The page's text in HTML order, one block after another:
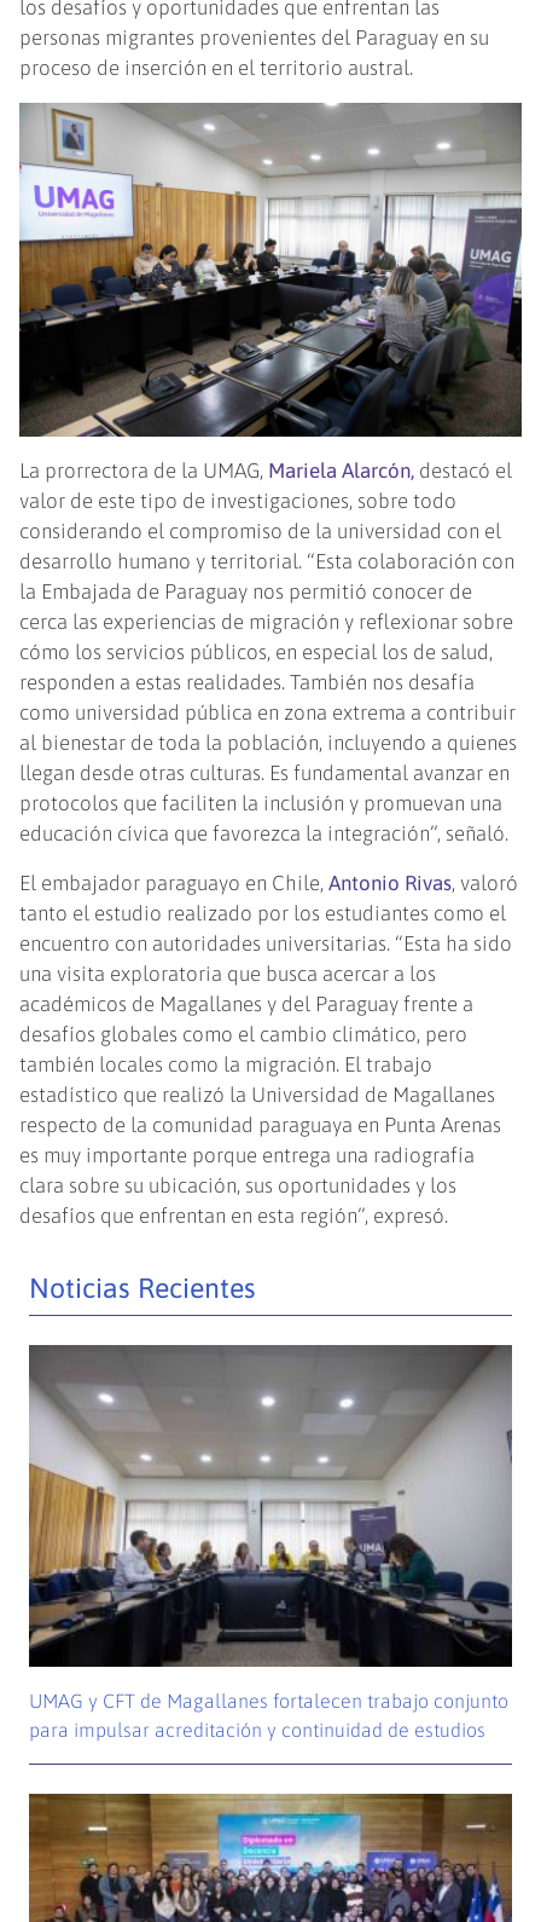
los desafíos y oportunidades que enfrentan las
personas migrantes provenientes del Paraguay en su
proceso de inserción en el territorio austral.
La prorrectora de la UMAG, Mariela Alarcón, destacó el
valor de este tipo de investigaciones, sobre todo
considerando el compromiso de la universidad con el
desarrollo humano y territorial. “Esta colaboración con
la Embajada de Paraguay nos permitió conocer de
cerca las experiencias de migración y reflexionar sobre
cómo los servicios públicos, en especial los de salud,
responden a estas realidades. También nos desafía
como universidad pública en zona extrema a contribuir
al bienestar de toda la población, incluyendo a quienes
llegan desde otras culturas. Es fundamental avanzar en
protocolos que faciliten la inclusión y promuevan una
educación cívica que favorezca la integración”, señaló.
El embajador paraguayo en Chile,Antonio Rivas, valoró
tanto el estudio realizado por los estudiantes como el
encuentro con autoridades universitarias. “Esta ha sido
una visita exploratoria que busca acercar a los
académicos de Magallanes y del Paraguay frente a
desafíos globales como el cambio climático, pero
también locales como la migración. El trabajo
estadístico que realizó la Universidad de Magallanes
respecto de la comunidad paraguaya en Punta Arenas
es muy importante porque entrega una radiografía
clara sobre su ubicación, sus oportunidades y los
desafíos que enfrentan en esta región”, expresó.
Noticias Recientes
UMAG y CFT de Magallanes fortalecen trabajo conjunto
para impulsar acreditación y continuidad de estudios